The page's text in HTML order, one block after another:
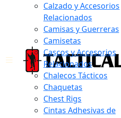
Calzado y Accesorios
Relacionados
Camisas y Guerreras
Camisetas
Cascos y Accesorios
Relacionados
Chalecos Tácticos
Chaquetas
Chest Rigs
Cintas Adhesivas de